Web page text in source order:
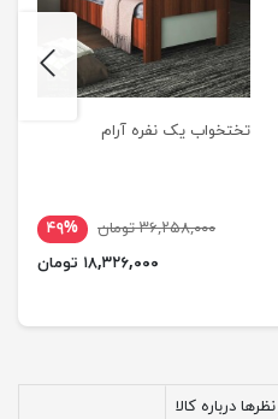
تختخواب یک نفره آرام
۳۶,۲۵۸,۰۰۰ تومان
۴۹%
۱۸,۳۲۶,۰۰۰ تومان
نظرها درباره کالا